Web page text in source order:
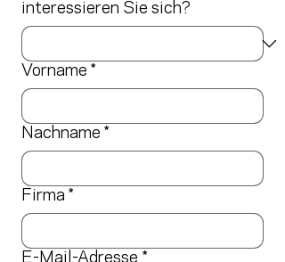
interessieren Sie sich?
Vorname *
Nachname *
Firma *
E-Mail-Adresse *